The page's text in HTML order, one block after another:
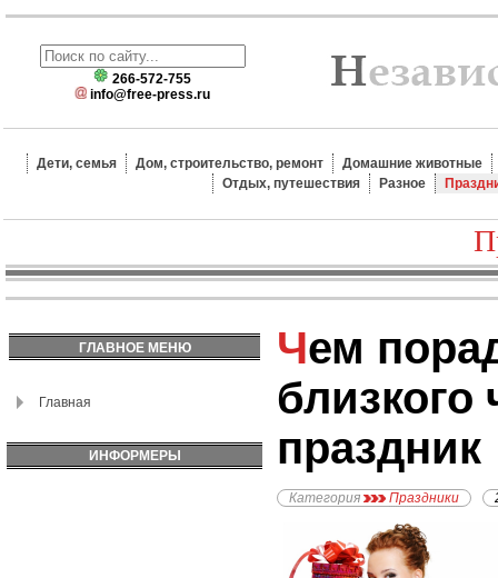
266-572-755
info@free-press.ru
Дети, семья Дом, строительство, ремонт
Домашние животные
Отдых, путешествия
Разное
ГЛАВНОЕ МЕНЮ
Главная
ИНФОРМЕРЫ
Чем порадовать
близкого
праздник
Категория Праздники